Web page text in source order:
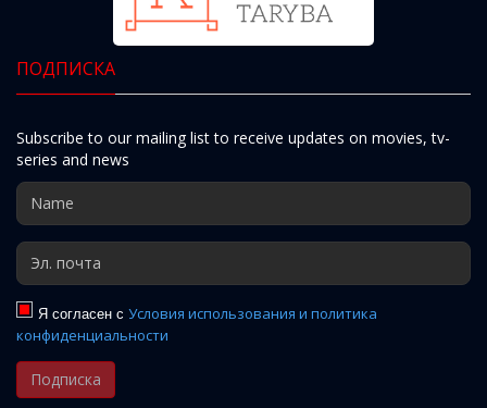
ПОДПИСКА
Subscribe to our mailing list to receive updates on movies, tv-
series and news
Я согласен с Условия использования и политика
конфиденциальности
Подписка